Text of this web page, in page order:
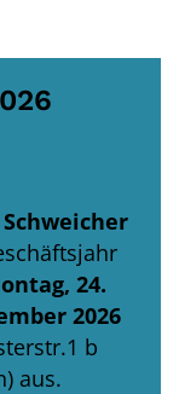
24.
2026
b
aus.